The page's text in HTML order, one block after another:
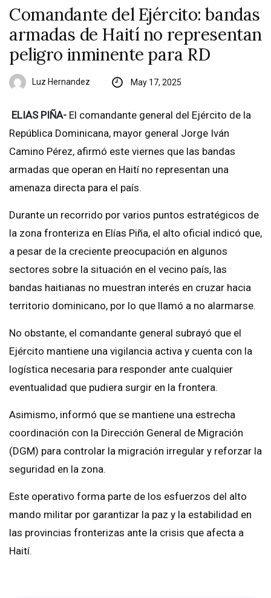
Comandante del Ejército: bandas
armadas de Haití no representan
peligro inminente para RD
Luz Hernandez May 17, 2025
ELIAS PIÑA- El comandante general del Ejército de la
República Dominicana, mayor general Jorge Iván
Camino Pérez, afirmó este viernes que las bandas
armadas que operan en Haití no representan una
amenaza directa para el país.
Durante un recorrido por varios puntos estratégicos de
la zona fronteriza en Elías Piña, el alto oficial indicó que,
a pesar de la creciente preocupación en algunos
sectores sobre la situación en el vecino país, las
bandas haitianas no muestran interés en cruzar hacia
territorio dominicano, por lo que llamó a no alarmarse.
No obstante, el comandante general subrayó que el
Ejército mantiene una vigilancia activa y cuenta con la
logística necesaria para responder ante cualquier
eventualidad que pudiera surgir en la frontera.
Asimismo, informó que se mantiene una estrecha
coordinación con la Dirección General de Migración
(DGM) para controlar la migración irregular y reforzar la
seguridad en la zona.
Este operativo forma parte de los esfuerzos del alto
mando militar por garantizar la paz y la estabilidad en
las provincias fronterizas ante la crisis que afecta a
Haití.